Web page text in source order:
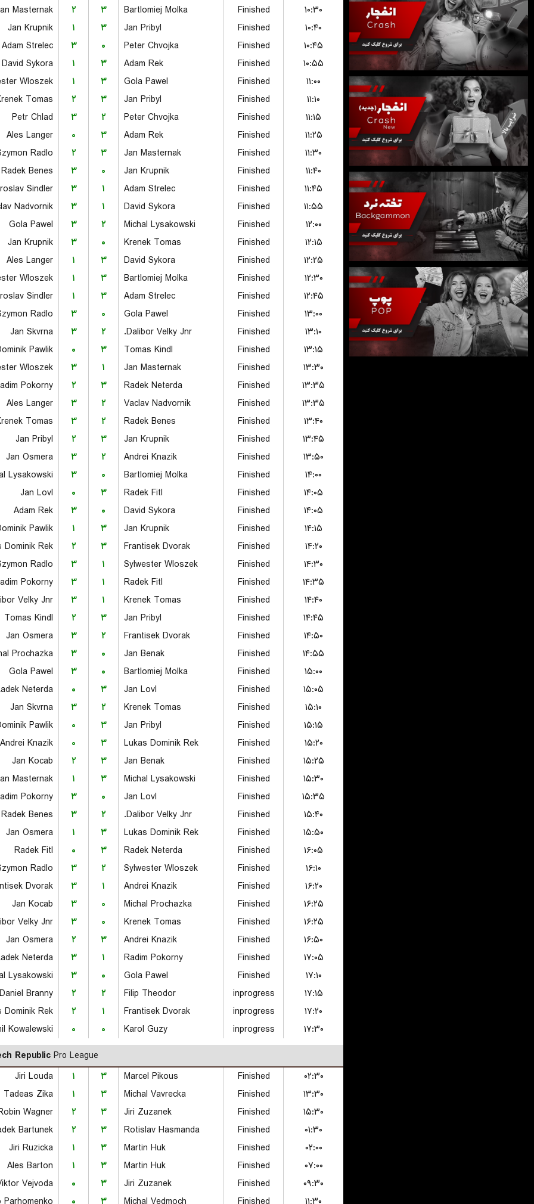
Masternak
۲ ۳ Bartlomiej Molka Finished
۱۰:۳۰
Jan Krupnik
۱ ۳ Jan Pribyl Finished
۱۰:۴۰
Adam Strelec
۳ ۰ Peter Chvojka Finished
۱۰:۴۵
David Sykora
۱ ۳ Adam Rek Finished
۱۰:۵۵
Wloszek
۱ ۳ Gola Pawel Finished
۱۱:۰۰
Tomas
۲ ۳ Jan Pribyl Finished
۱۱:۱۰
Petr Chlad
۳ ۲ Peter Chvojka Finished
۱۱:۱۵
Ales Langer
۰ ۳ Adam Rek Finished
۱۱:۲۵
Radlo
۲ ۳ Jan Masternak Finished
۱۱:۳۰
Radek Benes
۳ ۰ Jan Krupnik Finished
۱۱:۴۰
Sindler
۳ ۱ Adam Strelec Finished
۱۱:۴۵
Nadvornik
۳ ۱ David Sykora Finished
۱۱:۵۵
Gola Pawel
۳ ۲ Michal Lysakowski Finished
۱۲:۰۰
Jan Krupnik
۳ ۰ Krenek Tomas Finished
۱۲:۱۵
Ales Langer
۱ ۳ David Sykora Finished
۱۲:۲۵
Wloszek
۱ ۳ Bartlomiej Molka Finished
۱۲:۳۰
Sindler
۱ ۳ Adam Strelec Finished
۱۲:۴۵
Radlo
۳ ۰ Gola Pawel Finished
۱۳:۰۰
Jan Skvrna
۳ ۲ Dalibor Velky Jnr. Finished
۱۳:۱۰
Pawlik
۰ ۳ Tomas Kindl Finished
۱۳:۱۵
Wloszek
۳ ۱ Jan Masternak Finished
۱۳:۳۰
Pokorny
۲ ۳ Radek Neterda Finished
۱۳:۳۵
Ales Langer
۳ ۲ Vaclav Nadvornik Finished
۱۳:۳۵
Tomas
۳ ۲ Radek Benes Finished
۱۳:۴۰
Jan Pribyl
۲ ۳ Jan Krupnik Finished
۱۳:۴۵
Jan Osmera
۳ ۲ Andrei Knazik Finished
۱۳:۵۰
Lysakowski
۳ ۰ Bartlomiej Molka Finished
۱۴:۰۰
Jan Lovl
۰ ۳ Radek Fitl Finished
۱۴:۰۵
Adam Rek
۳ ۰ David Sykora Finished
۱۴:۰۵
Pawlik
۱ ۳ Jan Krupnik Finished
۱۴:۱۵
Dominik Rek
۲ ۳ Frantisek Dvorak Finished
۱۴:۲۰
Radlo
۳ ۱ Sylwester Wloszek Finished
۱۴:۳۰
Pokorny
۳ ۱ Radek Fitl Finished
۱۴:۳۵
Velky Jnr.
۳ ۱ Krenek Tomas Finished
۱۴:۴۰
Tomas Kindl
۲ ۳ Jan Pribyl Finished
۱۴:۴۵
Jan Osmera
۳ ۲ Frantisek Dvorak Finished
۱۴:۵۰
Prochazka
۳ ۰ Jan Benak Finished
۱۴:۵۵
Gola Pawel
۳ ۰ Bartlomiej Molka Finished
۱۵:۰۰
Neterda
۰ ۳ Jan Lovl Finished
۱۵:۰۵
Jan Skvrna
۳ ۲ Krenek Tomas Finished
۱۵:۱۰
Pawlik
۰ ۳ Jan Pribyl Finished
۱۵:۱۵
Andrei Knazik
۰ ۳ Lukas Dominik Rek Finished
۱۵:۲۰
Jan Kocab
۲ ۳ Jan Benak Finished
۱۵:۲۵
Masternak
۱ ۳ Michal Lysakowski Finished
۱۵:۳۰
Pokorny
۳ ۰ Jan Lovl Finished
۱۵:۳۵
Radek Benes
۳ ۲ Dalibor Velky Jnr. Finished
۱۵:۴۰
Jan Osmera
۱ ۳ Lukas Dominik Rek Finished
۱۵:۵۰
Radek Fitl
۰ ۳ Radek Neterda Finished
۱۶:۰۵
Radlo
۳ ۲ Sylwester Wloszek Finished
۱۶:۱۰
Dvorak
۳ ۱ Andrei Knazik Finished
۱۶:۲۰
Jan Kocab
۳ ۰ Michal Prochazka Finished
۱۶:۲۵
Velky Jnr.
۳ ۰ Krenek Tomas Finished
۱۶:۲۵
Jan Osmera
۲ ۳ Andrei Knazik Finished
۱۶:۵۰
Neterda
۳ ۱ Radim Pokorny Finished
۱۷:۰۵
Lysakowski
۳ ۰ Gola Pawel Finished
۱۷:۱۰
Daniel Branny
۲ ۲ Filip Theodor inprogress
۱۷:۱۵
Dominik Rek
۲ ۱ Frantisek Dvorak inprogress
۱۷:۲۰
Kowalewski
۰ ۰ Karol Guzy inprogress
۱۷:۳۰
Republic Pro League
Jiri Louda
۱ ۳ Marcel Pikous Finished
۰۲:۳۰
Tadeas Zika
۱ ۳ Michal Vavrecka Finished
۱۳:۳۰
Wagner
۲ ۳ Jiri Zuzanek Finished
۱۵:۳۰
Bartunek
۲ ۳ Rotislav Hasmanda Finished
۰۱:۳۰
Jiri Ruzicka
۱ ۳ Martin Huk Finished
۰۲:۰۰
Ales Barton
۱ ۳ Martin Huk Finished
۰۷:۰۰
Vejvoda
۰ ۳ Jiri Zuzanek Finished
۰۹:۳۰